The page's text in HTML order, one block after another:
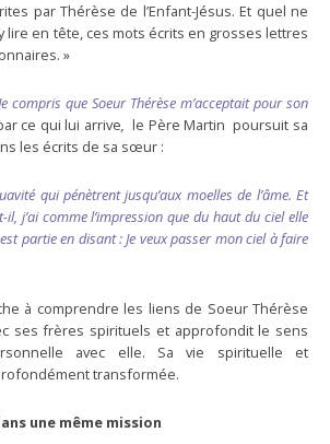
par Thérèse de l’Enfant-Jésus. Et quel ne
lire en tête, ces mots écrits en grosses lettres
»
compris que Soeur Thérèse m’acceptait pour son
ce qui lui arrive, le Père Martin poursuit sa
les écrits de sa sœur :
qui pénètrent jusqu’aux moelles de l’âme. Et
j’ai comme l’impression que du haut du ciel elle
partie en disant : Je veux passer mon ciel à faire
à comprendre les liens de Soeur Thérèse
ses frères spirituels et approfondit le sens
avec elle. Sa vie spirituelle et
transformée.
une même mission